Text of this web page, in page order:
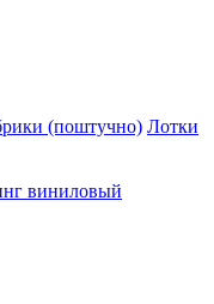
(поштучно) Лотки
виниловый